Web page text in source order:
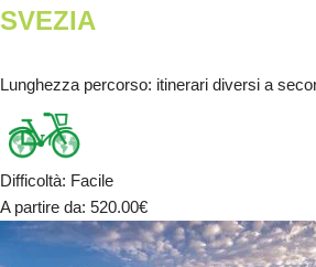
SVEZIA
Lunghezza percorso: itinerari diversi a
Difficoltà: Facile
A partire da: 520.00€